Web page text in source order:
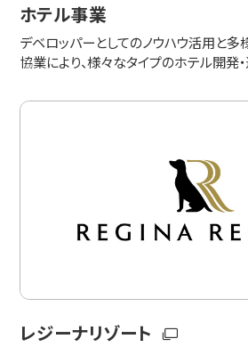
ホテル事業
デベロッパーとしてのノウハウ活用と
協業により、様々なタイプのホテル開発
レジーナリゾート